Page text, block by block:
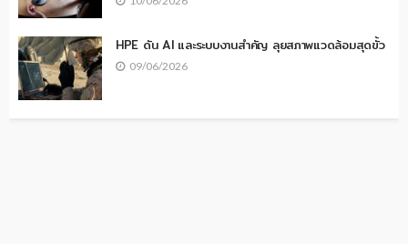
HPE ดัน AI และระบบงานสำคัญ ลุยสภาพแวดล้อมสุดขั้ว
09/06/2026